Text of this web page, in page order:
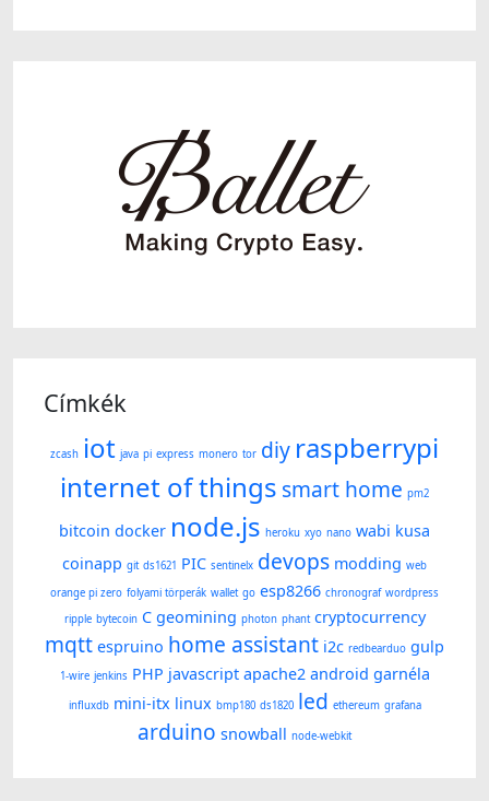
Címkék
zcash iot java pi express monero tor diy raspberrypi
internet of things smart home pm2
bitcoin docker node.js heroku xyo nano wabi kusa
coinapp git ds1621 PIC sentinelx devops modding web
orange pi zero folyami törperák wallet go esp8266 chronograf wordpress
ripple bytecoin C geomining photon phant cryptocurrency
mqtt espruino home assistant i2c redbearduo gulp
1-wire jenkins PHP javascript apache2 android garnéla
influxdb mini-itx linux bmp180 ds1820 led ethereum grafana
arduino snowball node-webkit